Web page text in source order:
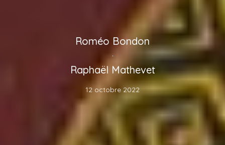
Roméo Bondon
·
Raphaël Mathevet
12 octobre 2022